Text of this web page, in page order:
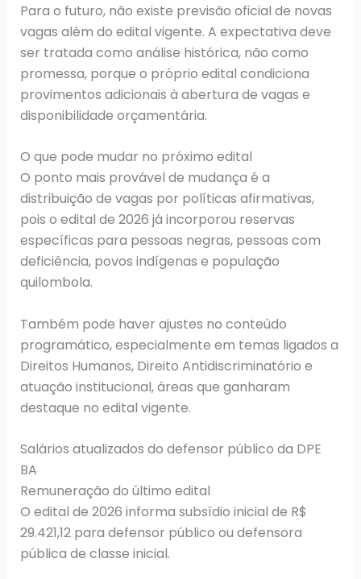
Para o futuro, não existe previsão oficial de novas
vagas além do edital vigente. A expectativa deve
ser tratada como análise histórica, não como
promessa, porque o próprio edital condiciona
provimentos adicionais à abertura de vagas e
disponibilidade orçamentária.
O que pode mudar no próximo edital
O ponto mais provável de mudança é a
distribuição de vagas por políticas afirmativas,
pois o edital de 2026 já incorporou reservas
específicas para pessoas negras, pessoas com
deficiência, povos indígenas e população
quilombola.
Também pode haver ajustes no conteúdo
programático, especialmente em temas ligados a
Direitos Humanos, Direito Antidiscriminatório e
atuação institucional, áreas que ganharam
destaque no edital vigente.
Salários atualizados do defensor público da DPE
BA
Remuneração do último edital
O edital de 2026 informa subsídio inicial de R$
29.421,12 para defensor público ou defensora
pública de classe inicial.